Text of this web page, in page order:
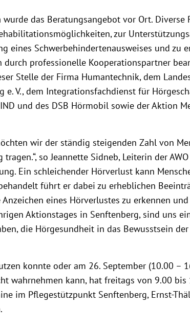
das Beratungsangebot vor Ort. Diverse
zur
eines Schwerbehindertenausweises und zu
professionelle Kooperationspartner
Stelle der Firma Humantechnik, dem
e. V., dem Integrationsfachdienst für
und des DSB Hörmobil sowie der Aktion
wir der ständig steigenden Zahl von
so Jeannette Sidneb, Leiterin der
Ein schleichender Hörverlust kann
führt er dabei zu erheblichen
eines Hörverlustes zu erkennen
Aktionstages in Senftenberg, sind uns
die Hörgesundheit in das Bewusstsein der
konnte oder am 26. September (10.00 –
wahrnehmen kann, hat freitags von 9.00 bis
im Pflegestützpunkt Senftenberg, Ernst-